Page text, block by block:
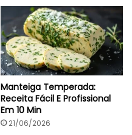
Manteiga Temperada:
Receita Fácil E Profissional
Em 10 Min
21/06/2026